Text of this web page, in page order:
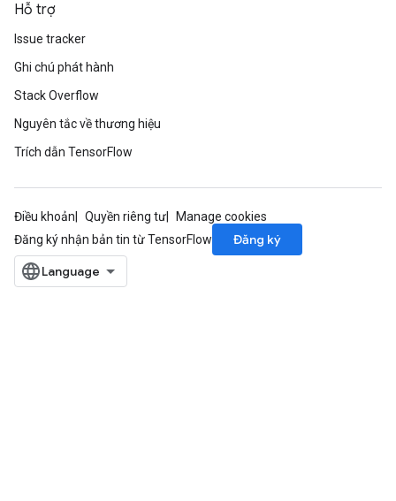
Hỗ trợ
Issue tracker
Ghi chú phát hành
Stack Overflow
Nguyên tắc về thương hiệu
Trích dẫn TensorFlow
Điều khoản Quyền riêng tư
Manage cookies
Đăng ký nhận bản tin từ TensorFlow
Đăng ký